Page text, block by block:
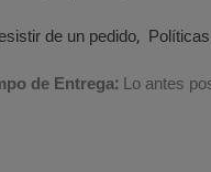
de un pedido
de Entrega:Lo antes